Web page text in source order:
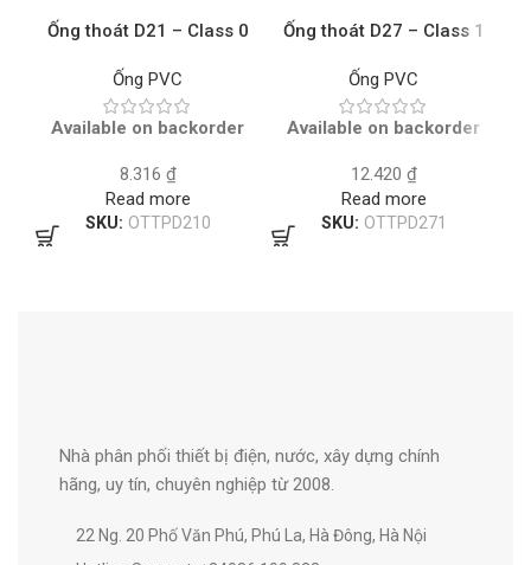
Ống thoát D21 – Class 0
Ống PVC
Available on backorder
8.316 ₫
Read more
SKU: OTTPD210
Ống thoát D27 – Class 1
Ống PVC
Available on backorder
12.420 ₫
Read more
SKU: OTTPD271
Nhà phân phối thiết bị điện, nước, xây dựng chính
hãng, uy tín, chuyên nghiệp từ 2008.
22 Ng. 20 Phố Văn Phú, Phú La, Hà Đông, Hà Nội